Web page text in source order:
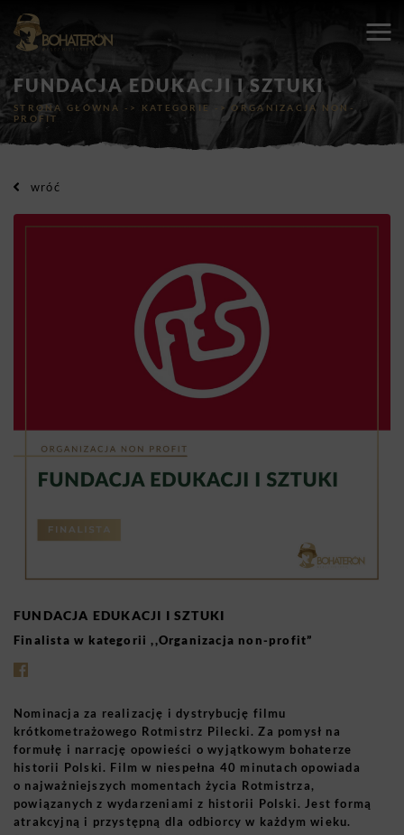
FUNDACJA EDUKACJI I SZTUKI
STRONA GŁÓWNA -> KATEGORIE ->ORGANIZACJA NON-
PROFIT
wróć
FUNDACJA EDUKACJI I SZTUKI
Finalista w kategorii ,,Organizacja non-profit”
Nominacja za realizację i dystrybucję filmu
krótkometrażowego Rotmistrz Pilecki. Za pomysł na
formułę i narrację opowieści o wyjątkowym bohaterze
historii Polski. Film w niespełna 40 minutach opowiada
o najważniejszych momentach życia Rotmistrza,
powiązanych z wydarzeniami z historii Polski. Jest formą
atrakcyjną i przystępną dla odbiorcy w każdym wieku.